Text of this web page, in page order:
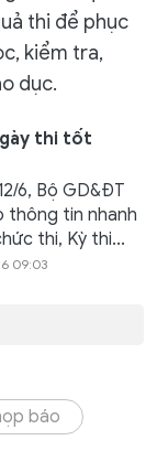
thi để phục
kiểm tra,
dục.
thi tốt
6, Bộ GD&ĐT
thông tin nhanh
thi, Kỳ thi...
09:03
báo